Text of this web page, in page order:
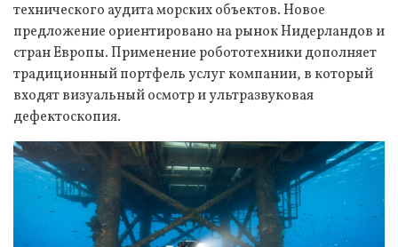
технического аудита морских объектов. Новое
предложение ориентировано на рынок Нидерландов и
стран Европы. Применение робототехники дополняет
традиционный портфель услуг компании, в который
входят визуальный осмотр и ультразвуковая
дефектоскопия.